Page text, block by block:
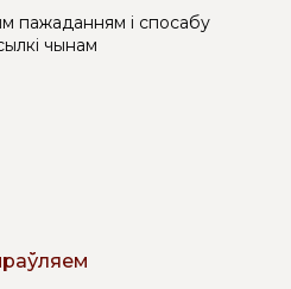
пажаданням і спосабу
чынам